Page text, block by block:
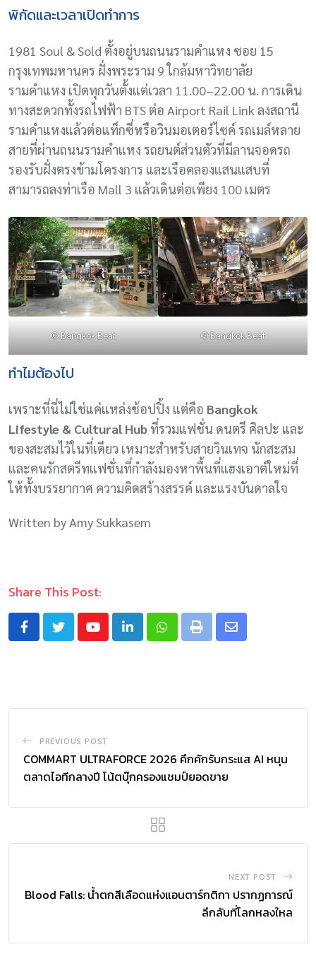
พิกัดและเวลาเปิดทำการ
1981 Soul & Sold ตั้งอยู่บนถนนรามคำแหง ซอย 15
กรุงเทพมหานคร ฝั่งพระราม 9 ใกล้มหาวิทยาลัย
รามคำแหง เปิดทุกวันตั้งแต่เวลา 11.00–22.00 น. การเดิน
ทางสะดวกทั้งรถไฟฟ้า BTS ต่อ Airport Rail Link ลงสถานี
รามคำแหงแล้วต่อแท็กซี่หรือวินมอเตอร์ไซค์ รถเมล์หลาย
สายที่ผ่านถนนรามคำแหง รถยนต์ส่วนตัวที่มีลานจอดรถ
รองรับฝั่งตรงข้ามโครงการ และเรือคลองแสนแสบที่
สามารถลงท่าเรือ Mall 3 แล้วเดินต่อเพียง 100 เมตร
© Bangkok Beat © Bangkok Beat
ทำไมต้องไป
เพราะที่นี่ไม่ใช่แค่แหล่งช้อปปิ้ง แต่คือ Bangkok
Lifestyle & Cultural Hub ที่รวมแฟชั่น ดนตรี ศิลปะ และ
ของสะสมไว้ในที่เดียว เหมาะสำหรับสายวินเทจ นักสะสม
และคนรักสตรีทแฟชั่นที่กำลังมองหาพื้นที่แฮงเอาต์ใหม่ที่
ให้ทั้งบรรยากาศ ความคิดสร้างสรรค์ และแรงบันดาลใจ
Written by Amy Sukkasem
Share This Post:
PREVIOUS POST
COMMART ULTRAFORCE 2026 คึกคักรับกระแส AI หนุน
ตลาดไอทีกลางปี โน้ตบุ๊กครองแชมป์ยอดขาย
NEXT POST
Blood Falls: น้ำตกสีเลือดแห่งแอนตาร์กติกา ปรากฏการณ์
ลึกลับที่โลกหลงใหล